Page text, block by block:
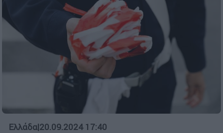
Ελλάδα|20.09.2024 17:40